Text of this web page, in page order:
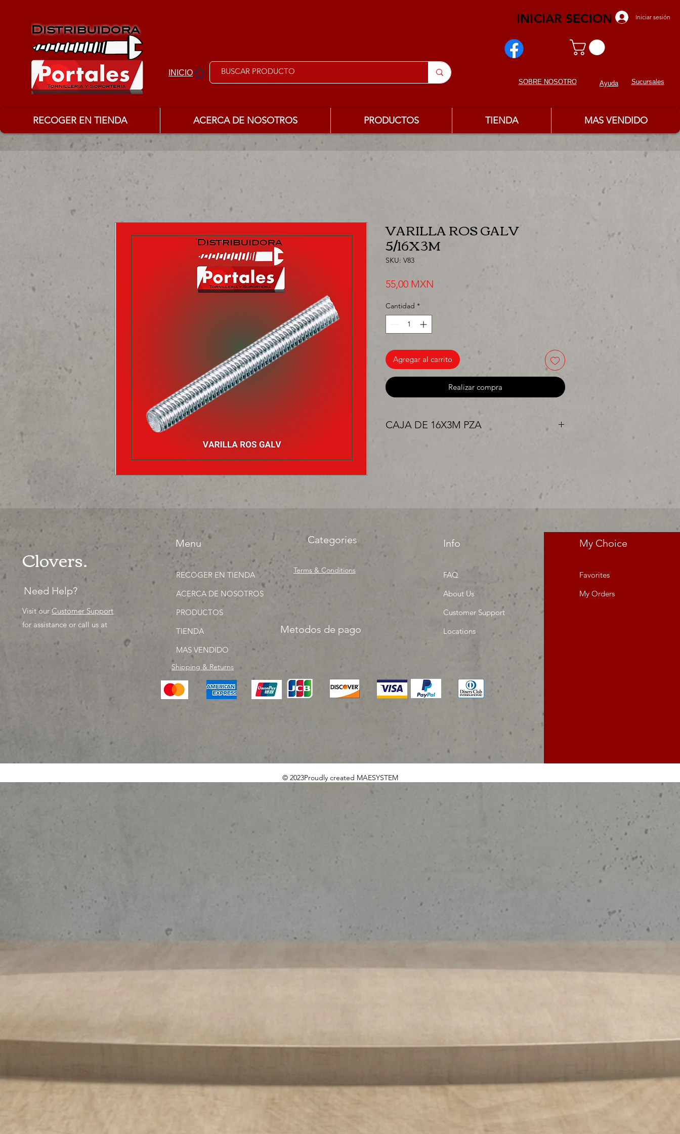
INICIO
Iniciar sesión
INICIAR SECION
SOBRE NOSOTROS Ayuda Sucursales
RECOGER EN TIENDA ACERCA DE NOSOTROS PRODUCTOS TIENDA MAS VENDIDO
VARILLA ROS GALV
5/16X3M
SKU: V83
55,00 MXN
Cantidad *
Agregar al carrito
Realizar compra
CAJA DE 16X3M PZA
Clovers.
Need Help?
Visit ourCustomer Support
for assistance or call us at
Menu
RECOGER EN TIENDA
ACERCA DE NOSOTROS
PRODUCTOS
TIENDA
MAS VENDIDO
Shipping & Returns
Categories
Terms & Conditions
Info
FAQ
About Us
Customer Support
Locations
My Choice
Favorites
My Orders
Metodos de pago
© 2023Proudly created MAESYSTEM